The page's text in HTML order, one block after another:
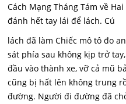
Cách Mạng Tháng Tám về
đánh hết tay lái để lách. Cú
lách đã làm Chiếc mô tô đo
sát phía sau không kịp trở
đầu vào thành xe, vỡ cả mũ
cũng bị hất lên không trung
đường. Người đi đường đã